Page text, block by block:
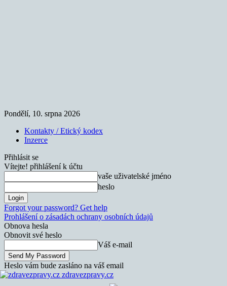
Pondělí, 10. srpna 2026
Kontakty / Etický kodex
Inzerce
Přihlásit se
Vítejte! přihlášení k účtu
vaše uživatelské jméno
heslo
Forgot your password? Get help
Prohlášení o zásadách ochrany osobních údajů
Obnova hesla
Obnovit své heslo
Váš e-mail
Heslo vám bude zasláno na váš email
zdravezpravy.cz